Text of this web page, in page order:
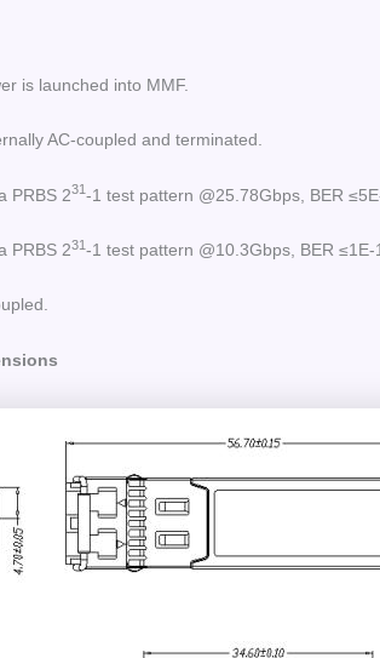
is launched into MMF.
AC-coupled and terminated.
PRBS 231 -1 test pattern @25.78Gbps, BER ≤5E-
PRBS 231-1 test pattern @10.3Gbps, BER ≤1E-